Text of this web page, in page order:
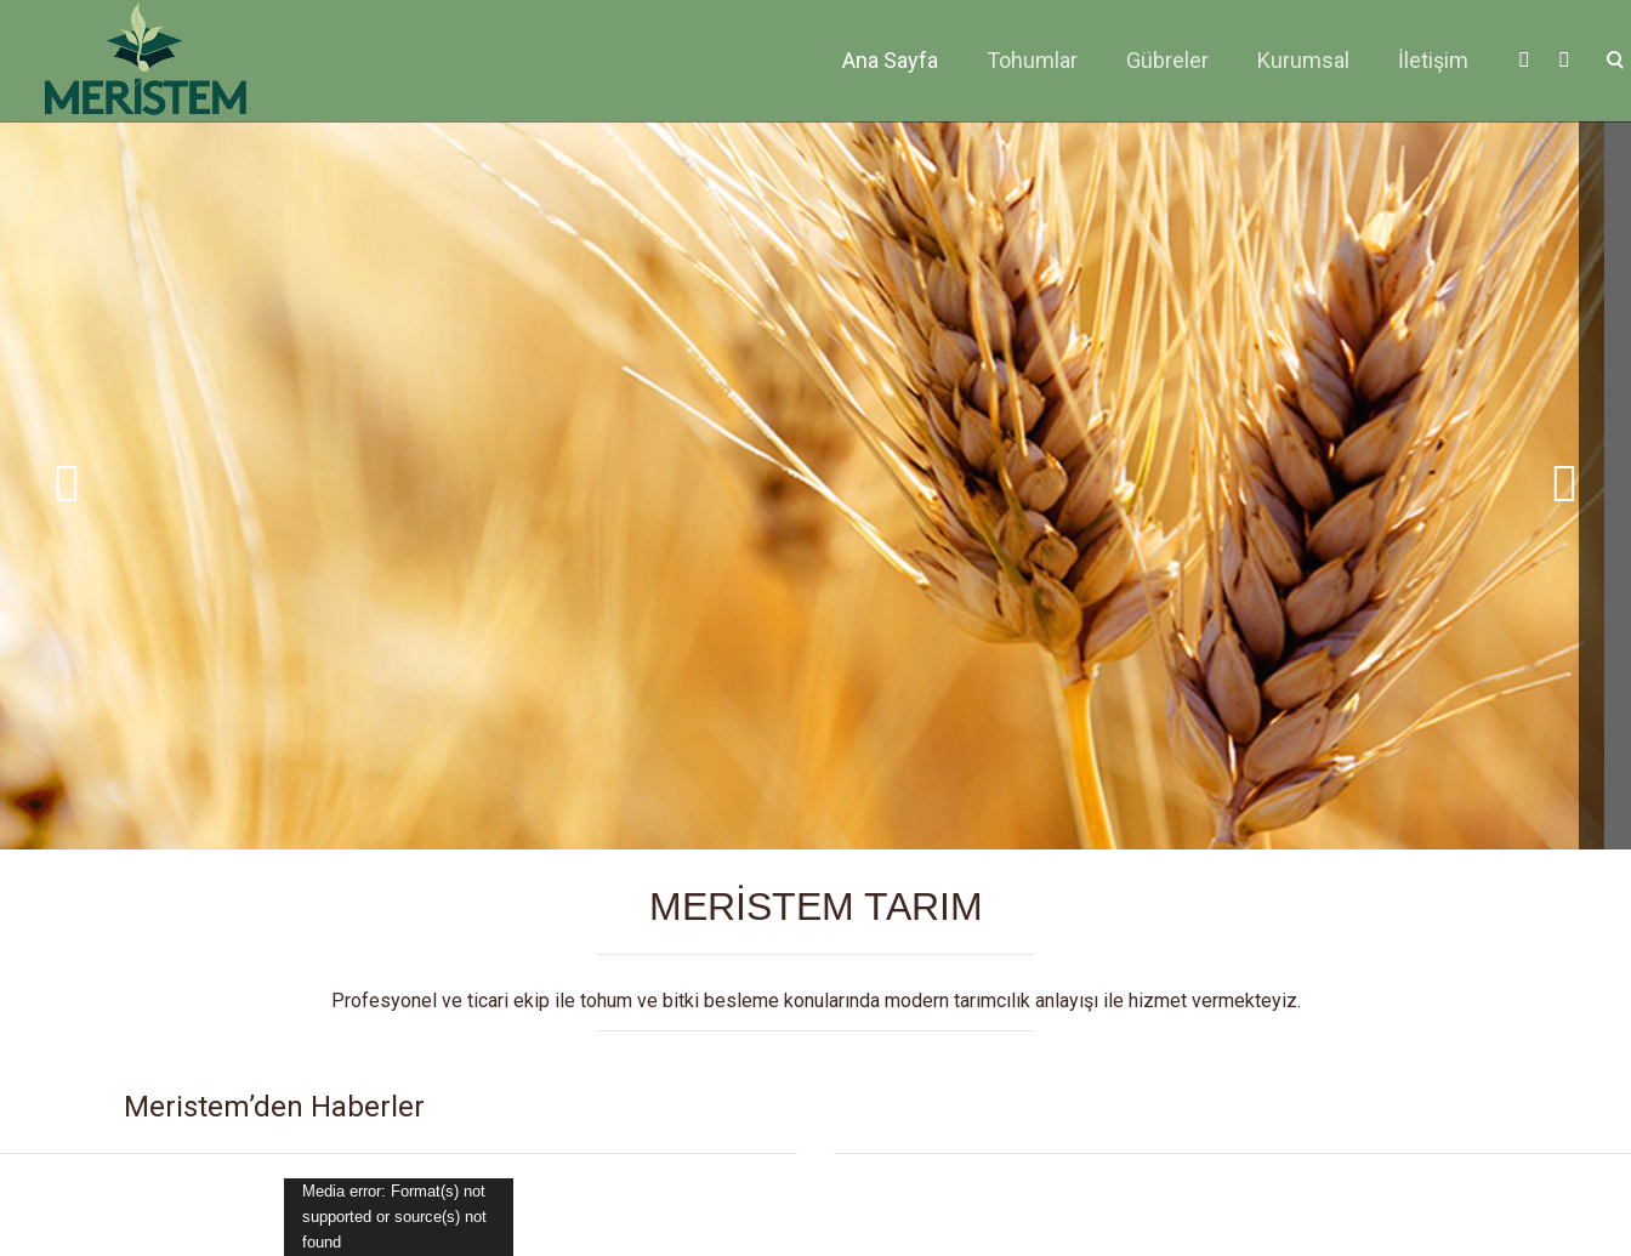
Ana Sayfa Tohumlar Gübreler Kurumsal İletişim
MERİSTEM TARIM
Profesyonel ve ticari ekip ile tohum ve bitki besleme konularında modern tarımcılık anlayışı ile hizmet vermekteyiz.
Meristem’den Haberler
Video
oynatıcı
Media error: Format(s) not
supported or source(s) not
found